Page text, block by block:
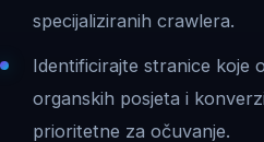
specijaliziranih crawlera.
Identificirajte stranice koje
organskih posjeta i
prioritetne za očuvanje.